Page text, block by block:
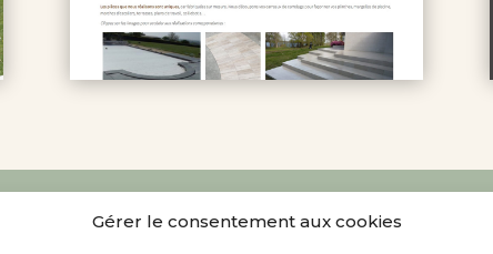
Gérer le consentement aux cookies
Vous avez besoin d’un site internet ? CLIQUEZ ICI